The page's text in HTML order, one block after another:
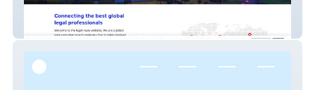
Global Legal Recs